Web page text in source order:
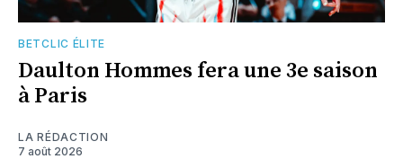
BETCLIC ÉLITE
Daulton Hommes fera une 3e saison
à Paris
LA RÉDACTION
7 août 2026